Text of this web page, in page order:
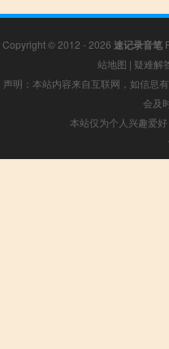
Copyright © 2012 - 2026 速记录音笔
站地图 | 疑难解
声明：本站内容来自互联网，如信息
会及
本站仅为个人兴趣爱